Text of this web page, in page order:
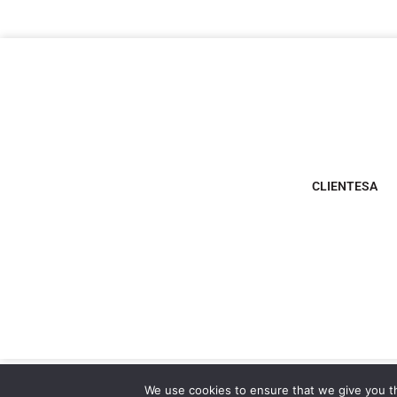
CLIENTESA
We use cookies to ensure that we give you